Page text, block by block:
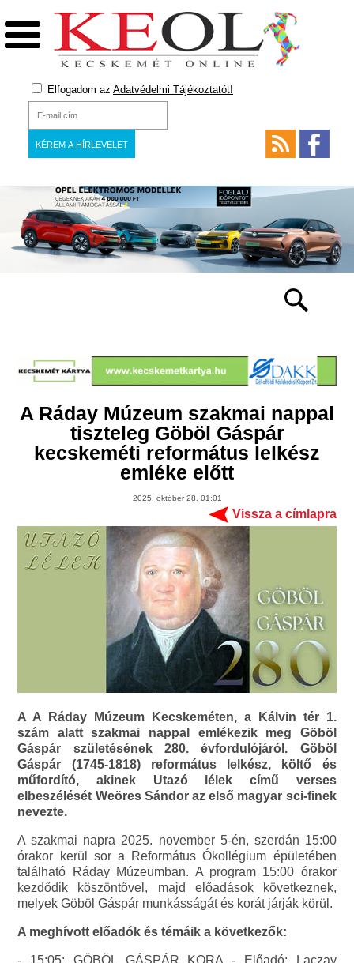
Elfogadom az Adatvédelmi Tájékoztatót!
A Ráday Múzeum szakmai nappal
tiszteleg Göböl Gáspár
kecskeméti református lelkész
emléke előtt
2025. október 28. 01:01
Vissza a címlapra
A A Ráday Múzeum Kecskeméten, a Kálvin tér 1.
szám alatt szakmai nappal emlékezik meg Göböl
Gáspár születésének 280. évfordulójáról. Göböl
Gáspár (1745-1818) református lelkész, költő és
műfordító, akinek Utazó lélek című verses
elbeszélését Weöres Sándor az első magyar sci-finek
nevezte.
A szakmai napra 2025. november 5-én, szerdán 15:00
órakor kerül sor a Református Ókollégium épületében
található Ráday Múzeumban. A program 15:00 órakor
kezdődik köszöntővel, majd előadások következnek,
melyek Göböl Gáspár munkásságát és korát járják körül.
A meghívott előadók és témáik a következők: